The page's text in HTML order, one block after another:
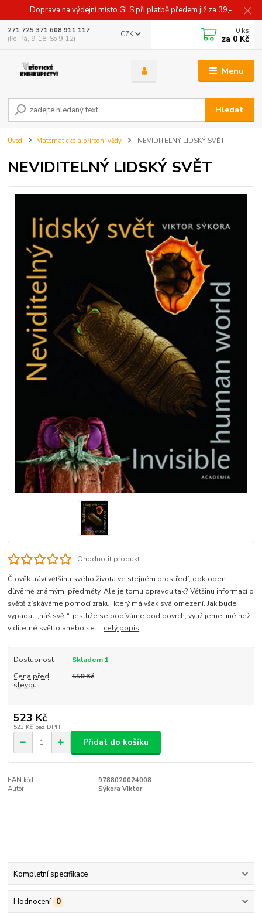
Doprava na výdejní místo GLS při platbě předem již za 39,-
Menu
CZK
Hledat
271 725 371 608 911 117
(Po-Pá, 9-18 ,So 9-12)
0 ks
za 0 Kč
Úvod Matematické a přírodní vědy NEVIDITELNÝ LIDSKÝ SVĚT
NEVIDITELNÝ LIDSKÝ SVĚT
Ohodnotit produkt
Člověk tráví většinu svého života ve stejném prostředí, obklopen
důvěrně známými předměty. Ale je tomu opravdu tak? Většinu informací o
světě získáváme pomocí zraku, který má však svá omezení. Jak bude
vypadat „náš svět“, jestliže se podíváme pod povrch, využijeme jiné než
viditelné světlo anebo se ... celý popis
Dostupnost
Skladem 1
Cena před
slevou
550 Kč
523 Kč
523 Kč bez DPH
Přidat do košíku
EAN kód:
9788020024008
Autor:
Sýkora Viktor
Kompletní specifikace
Hodnocení 0